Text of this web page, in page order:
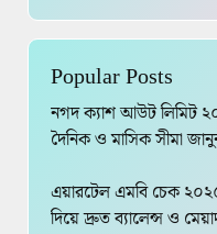
Popular Posts
নগদ ক্যাশ আউট লিমিট
দৈনিক ও মাসিক সীমা
এয়ারটেল এমবি চেক
দিয়ে দ্রুত ব্যালেন্স ও